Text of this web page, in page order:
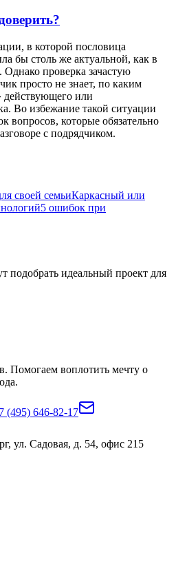
в которой пословица
бы столь же актуальной, как в
Однако проверка зачастую
просто не знает, по каким
действующего или
Во избежание такой ситуации
вопросов, которые обязательно
с подрядчиком.
своей семьиКаркасный или
5 ошибок при
подобрать идеальный проект для
Помогаем воплотить мечту о
(495) 646-82-17
ул. Садовая, д. 54, офис 215